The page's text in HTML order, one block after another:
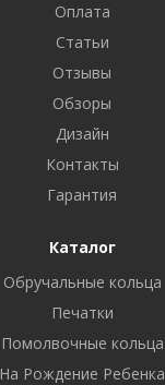
Оплата
Статьи
Отзывы
Обзоры
Дизайн
Контакты
Гарантия
Каталог
Обручальные кольца
Печатки
Помолвочные кольца
На Рождение Ребенка